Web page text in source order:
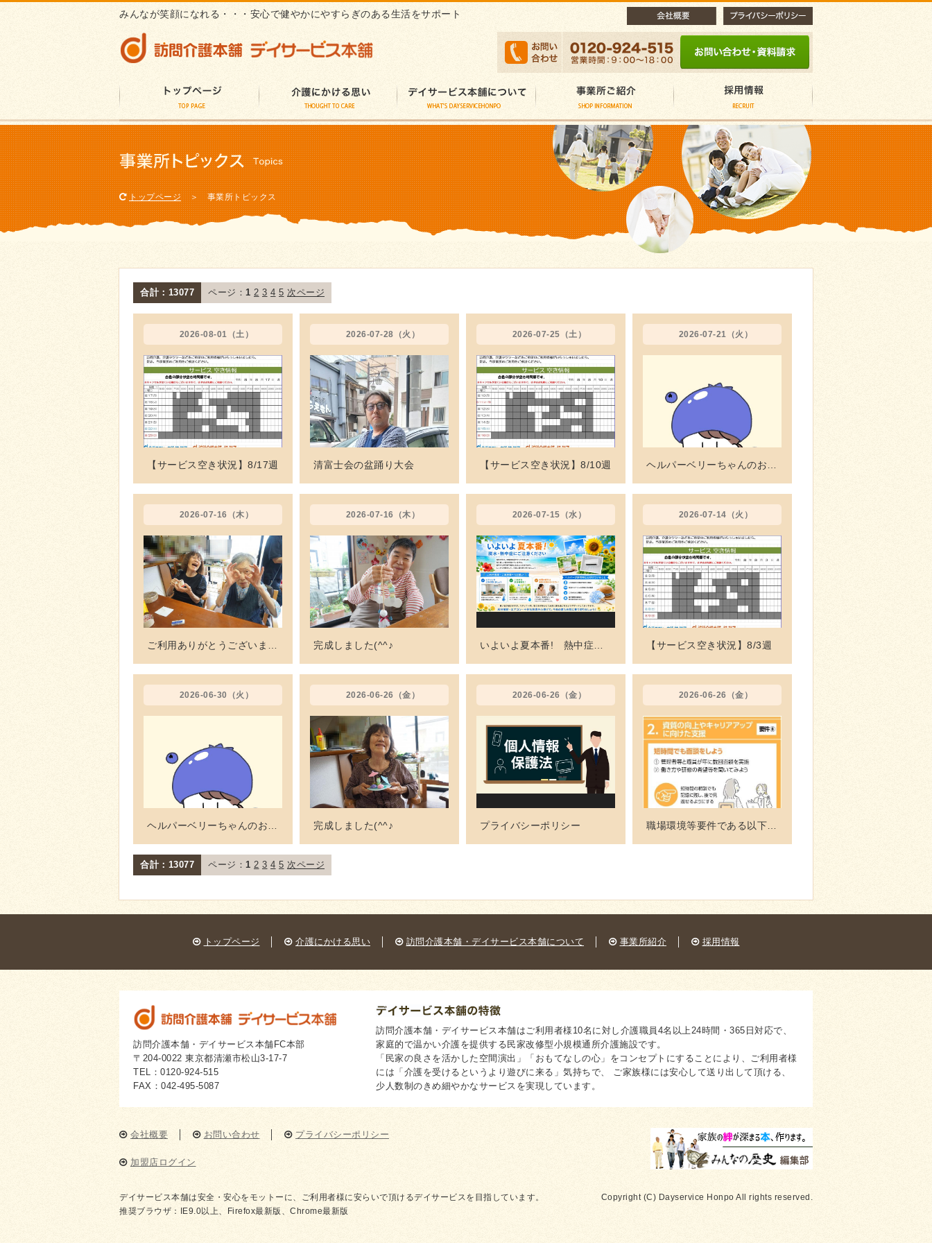
みんなが笑顔になれる・・・安心で健やかにやすらぎのある生活をサポート
トップページ＞ 事業所トピックス
合計：13077 ページ： 1 2 3 4 5 次ページ
2026-08-01（土）
【サービス空き状況】8/17週
2026-07-28（火）
清富士会の盆踊り大会
2026-07-25（土）
【サービス空き状況】8/10週
2026-07-21（火）
2026-07-16（木） 2026-07-16（木）
完成しました(^^♪
2026-07-15（水） 2026-07-14（火）
【サービス空き状況】8/3週
2026-06-30（火） 2026-06-26（金）
完成しました(^^♪
2026-06-26（金）
プライバシーポリシー
2026-06-26（金）
合計：13077 ページ： 1 2 3 4 5 次ページ
トップページ 介護にかける思い 訪問介護本舗・デイサービス本舗について 事業所紹介 採用情報
訪問介護本舗・デイサービス本舗FC本部
〒204-0022 東京都清瀬市松山3-17-7
TEL：0120-924-515
FAX：042-495-5087
訪問介護本舗・デイサービス本舗はご利用者様10名に対し介護職員4名以上24時間・365日対応で、
家庭的で温かい介護を提供する民家改修型小規模通所介護施設です。
「民家の良さを活かした空間演出」「おもてなしの心」をコンセプトにすることにより、ご利用者様
には「介護を受けるというより遊びに来る」気持ちで、 ご家族様には安心して送り出して頂ける、
少人数制のきめ細やかなサービスを実現しています。
会社概要 お問い合わせ プライバシーポリシー
加盟店ログイン
デイサービス本舗は安全・安心をモットーに、ご利用者様に安らいで頂けるデイサービスを目指しています。
推奨ブラウザ：IE9.0以上、Firefox最新版、Chrome最新版
Copyright (C) Dayservice Honpo All rights reserved.